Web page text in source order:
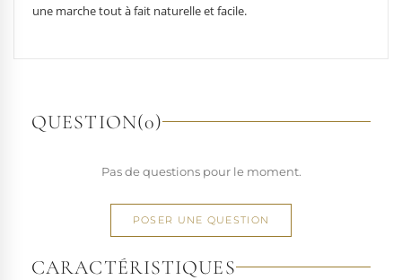
une marche tout à fait naturelle et facile.
QUESTION(0)
Pas de questions pour le moment.
POSER UNE QUESTION
CARACTÉRISTIQUES